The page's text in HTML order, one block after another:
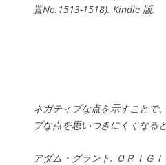
置No.1513-1518). Kindle 版.
ネガティブな点を示すことで
ブな点を思いつきにくくなると
アダム・グラント. ＯＲＩＧ